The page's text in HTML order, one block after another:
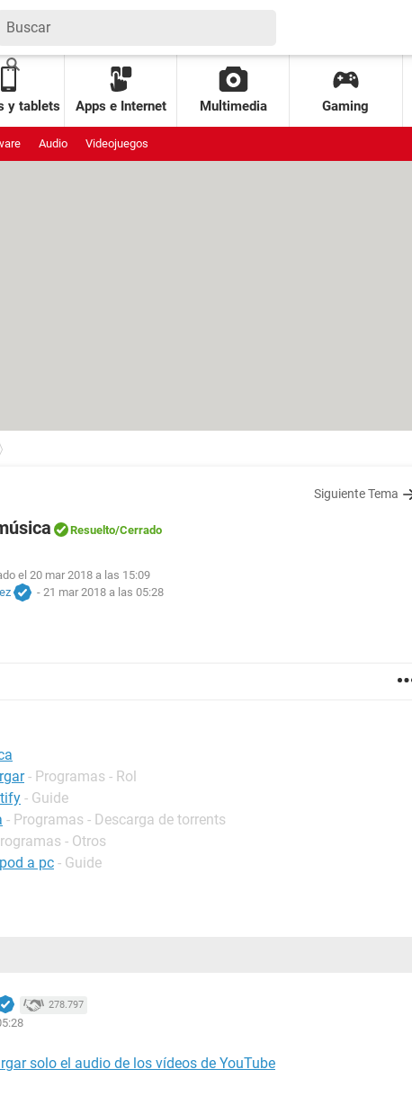
y tablets Apps e Internet Multimedia Gaming
Audio Videojuegos
Siguiente Tema
Resuelto/Cerrado
el 20 mar 2018 a las 15:09
- 21 mar 2018 a las 05:28
- Programas - Rol
- Guide
- Programas - Descarga de torrents
- Otros
a pc - Guide
278.797
solo el audio de los vídeos de YouTube